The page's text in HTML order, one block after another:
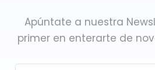
Apúntate a nuestra
primer en enterarte de